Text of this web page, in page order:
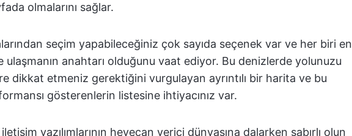
olmalarını sağlar.
seçim yapabileceğiniz çok sayıda seçenek var ve her biri en
ulaşmanın anahtarı olduğunu vaat ediyor. Bu denizlerde yolunuzu
dikkat etmeniz gerektiğini vurgulayan ayrıntılı bir harita ve bu
gösterenlerin listesine ihtiyacınız var.
yazılımlarının heyecan verici dünyasına dalarken sabırlı olun